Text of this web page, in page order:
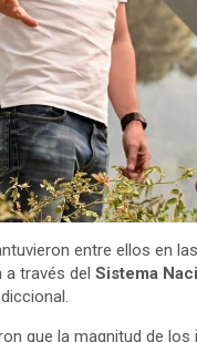
entre ellos en
través del Sistema
que la magnitud de